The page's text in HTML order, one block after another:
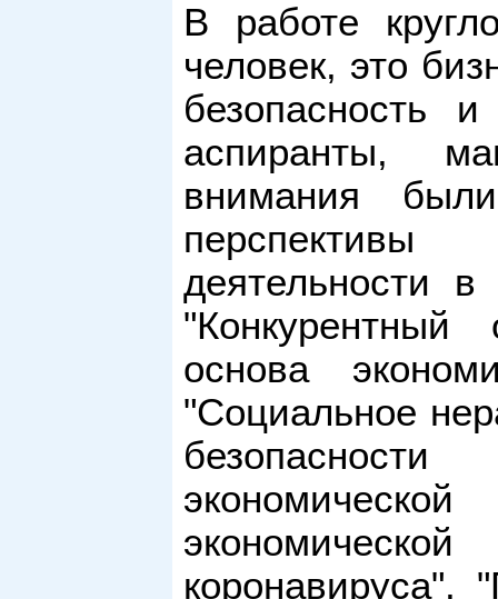
В работе
человек, это
безопасность
аспиранты,
внимания
перспективы
деятельности
"Конкурентный
основа
"Социальное
коронавируса",